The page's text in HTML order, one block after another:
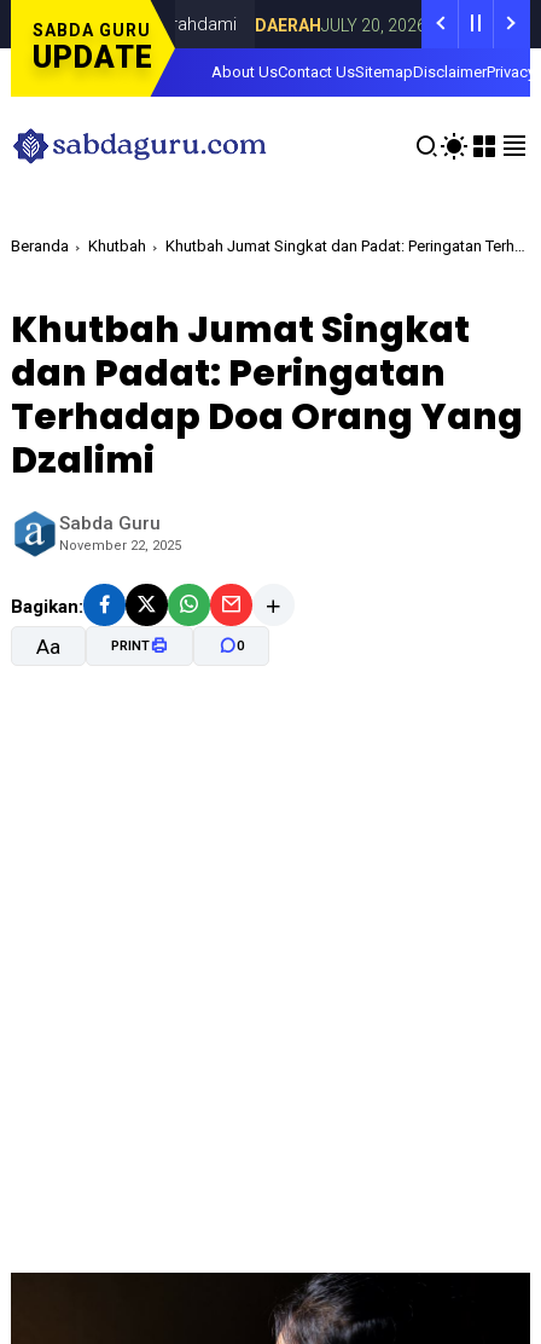
SABDA GURU
UPDATE
di Curahdami DAERAH JULY 20, 2026 Fokus pada
About UsContact UsSitemapDisclaimerPrivacy
Beranda Khutbah Khutbah Jumat Singkat dan Padat: Peringatan Terhadap Doa Orang Yang Dzalimi
Khutbah Jumat Singkat
dan Padat: Peringatan
Terhadap Doa Orang Yang
Dzalimi
Sabda Guru
November 22, 2025
Bagikan:
Aa PRINT 0